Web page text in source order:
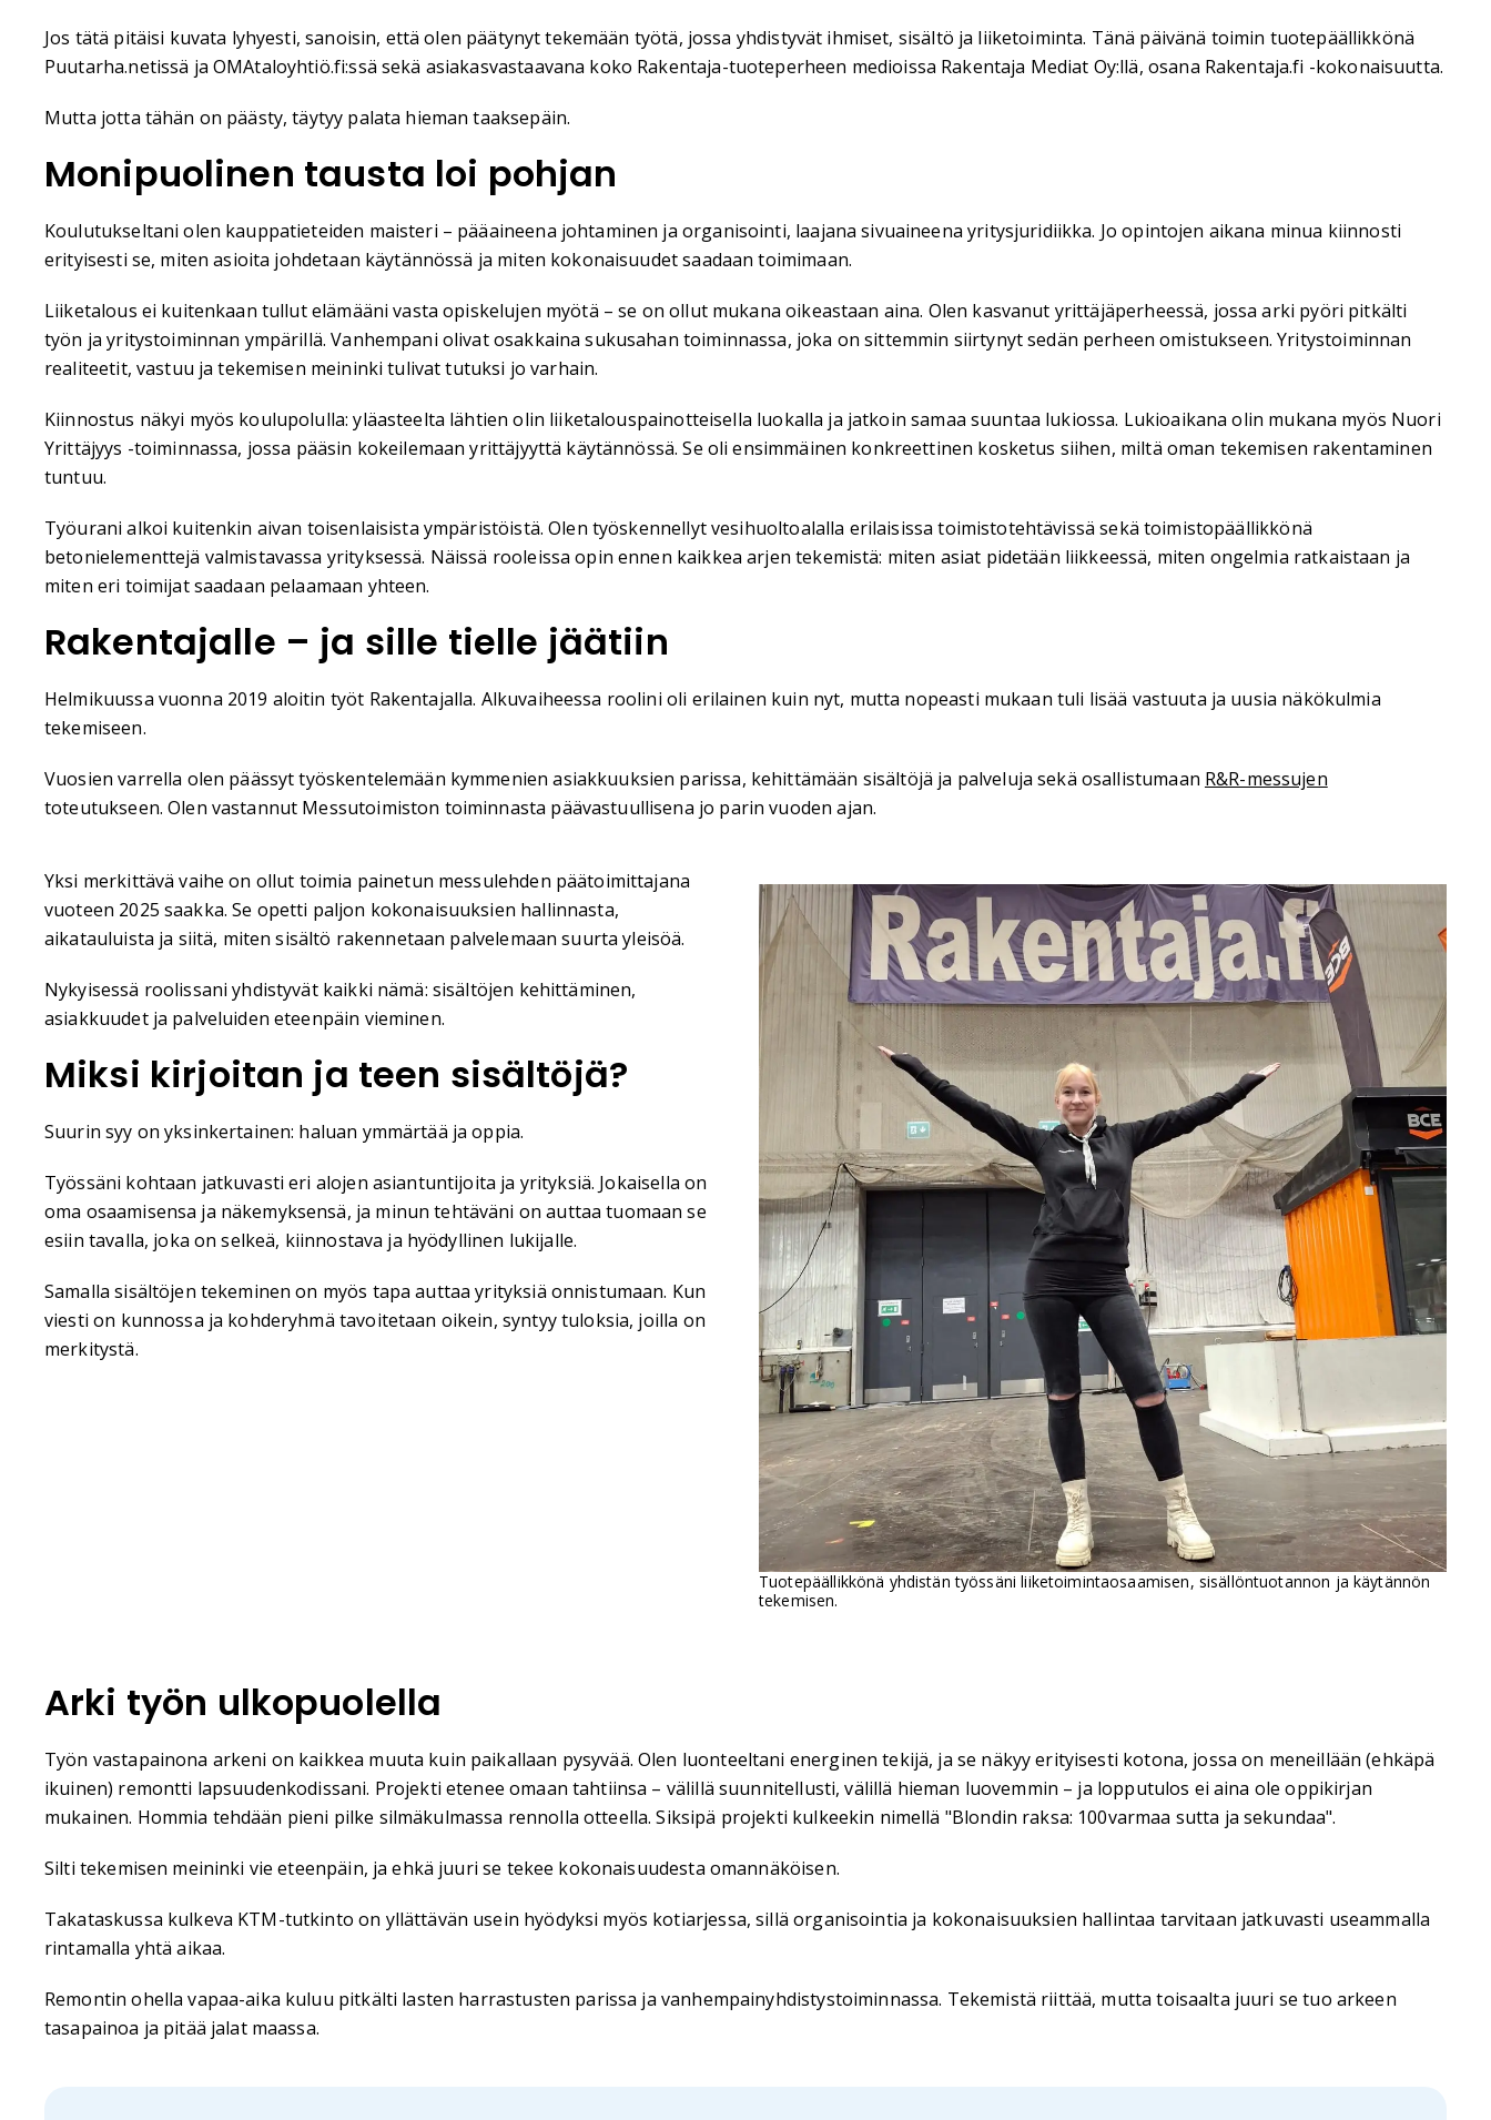
Jos tätä pitäisi kuvata lyhyesti, sanoisin, että olen päätynyt tekemään työtä, jossa yhdistyvät ihmiset, sisältö ja liiketoiminta. Tänä päivänä toimin tuotepäällikkönä
Puutarha.netissä ja OMAtaloyhtiö.fi:ssä sekä asiakasvastaavana koko Rakentaja-tuoteperheen medioissa Rakentaja Mediat Oy:llä, osana Rakentaja.fi -kokonaisuutta.
Mutta jotta tähän on päästy, täytyy palata hieman taaksepäin.
Monipuolinen tausta loi pohjan
Koulutukseltani olen kauppatieteiden maisteri – pääaineena johtaminen ja organisointi, laajana sivuaineena yritysjuridiikka. Jo opintojen aikana minua kiinnosti
erityisesti se, miten asioita johdetaan käytännössä ja miten kokonaisuudet saadaan toimimaan.
Liiketalous ei kuitenkaan tullut elämääni vasta opiskelujen myötä – se on ollut mukana oikeastaan aina. Olen kasvanut yrittäjäperheessä, jossa arki pyöri pitkälti
työn ja yritystoiminnan ympärillä. Vanhempani olivat osakkaina sukusahan toiminnassa, joka on sittemmin siirtynyt sedän perheen omistukseen. Yritystoiminnan
realiteetit, vastuu ja tekemisen meininki tulivat tutuksi jo varhain.
Kiinnostus näkyi myös koulupolulla: yläasteelta lähtien olin liiketalouspainotteisella luokalla ja jatkoin samaa suuntaa lukiossa. Lukioaikana olin mukana myös Nuori
Yrittäjyys -toiminnassa, jossa pääsin kokeilemaan yrittäjyyttä käytännössä. Se oli ensimmäinen konkreettinen kosketus siihen, miltä oman tekemisen rakentaminen
tuntuu.
Työurani alkoi kuitenkin aivan toisenlaisista ympäristöistä. Olen työskennellyt vesihuoltoalalla erilaisissa toimistotehtävissä sekä toimistopäällikkönä
betonielementtejä valmistavassa yrityksessä. Näissä rooleissa opin ennen kaikkea arjen tekemistä: miten asiat pidetään liikkeessä, miten ongelmia ratkaistaan ja
miten eri toimijat saadaan pelaamaan yhteen.
Rakentajalle – ja sille tielle jäätiin
Helmikuussa vuonna 2019 aloitin työt Rakentajalla. Alkuvaiheessa roolini oli erilainen kuin nyt, mutta nopeasti mukaan tuli lisää vastuuta ja uusia näkökulmia
tekemiseen.
Vuosien varrella olen päässyt työskentelemään kymmenien asiakkuuksien parissa, kehittämään sisältöjä ja palveluja sekä osallistumaan R&R-messujen
toteutukseen. Olen vastannut Messutoimiston toiminnasta päävastuullisena jo parin vuoden ajan.
Yksi merkittävä vaihe on ollut toimia painetun messulehden päätoimittajana
vuoteen 2025 saakka. Se opetti paljon kokonaisuuksien hallinnasta,
aikatauluista ja siitä, miten sisältö rakennetaan palvelemaan suurta yleisöä.
Nykyisessä roolissani yhdistyvät kaikki nämä: sisältöjen kehittäminen,
asiakkuudet ja palveluiden eteenpäin vieminen.
Miksi kirjoitan ja teen sisältöjä?
Suurin syy on yksinkertainen: haluan ymmärtää ja oppia.
Työssäni kohtaan jatkuvasti eri alojen asiantuntijoita ja yrityksiä. Jokaisella on
oma osaamisensa ja näkemyksensä, ja minun tehtäväni on auttaa tuomaan se
esiin tavalla, joka on selkeä, kiinnostava ja hyödyllinen lukijalle.
Samalla sisältöjen tekeminen on myös tapa auttaa yrityksiä onnistumaan. Kun
viesti on kunnossa ja kohderyhmä tavoitetaan oikein, syntyy tuloksia, joilla on
merkitystä.
Tuotepäällikkönä yhdistän työssäni liiketoimintaosaamisen, sisällöntuotannon ja käytännön
tekemisen.
Arki työn ulkopuolella
Työn vastapainona arkeni on kaikkea muuta kuin paikallaan pysyvää. Olen luonteeltani energinen tekijä, ja se näkyy erityisesti kotona, jossa on meneillään (ehkäpä
ikuinen) remontti lapsuudenkodissani. Projekti etenee omaan tahtiinsa – välillä suunnitellusti, välillä hieman luovemmin – ja lopputulos ei aina ole oppikirjan
mukainen. Hommia tehdään pieni pilke silmäkulmassa rennolla otteella. Siksipä projekti kulkeekin nimellä "Blondin raksa: 100varmaa sutta ja sekundaa".
Silti tekemisen meininki vie eteenpäin, ja ehkä juuri se tekee kokonaisuudesta omannäköisen.
Takataskussa kulkeva KTM-tutkinto on yllättävän usein hyödyksi myös kotiarjessa, sillä organisointia ja kokonaisuuksien hallintaa tarvitaan jatkuvasti useammalla
rintamalla yhtä aikaa.
Remontin ohella vapaa-aika kuluu pitkälti lasten harrastusten parissa ja vanhempainyhdistystoiminnassa. Tekemistä riittää, mutta toisaalta juuri se tuo arkeen
tasapainoa ja pitää jalat maassa.